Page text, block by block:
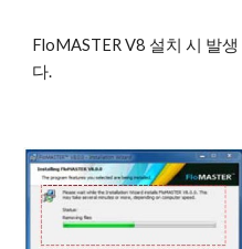
FloMASTER V8 설치 시 발
다.